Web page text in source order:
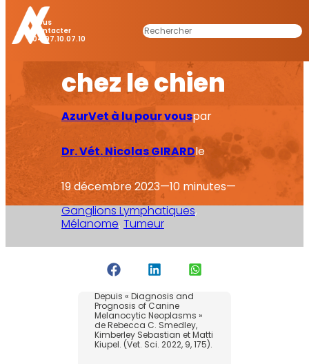
Nous
Contacter
04.97.10.07.10
Rechercher
pronostic des
mélanomes
chez le chien
AzurVet à lu pour vouspar
Dr. Vét. Nicolas GIRARDle
19 décembre 2023—10 minutes—
Ganglions Lymphatiques,
Mélanome, Tumeur
Depuis « Diagnosis and
Prognosis of Canine
Melanocytic Neoplasms »
de Rebecca C. Smedley,
Kimberley Sebastian et Matti
Kiupel. (Vet. Sci. 2022, 9, 175).